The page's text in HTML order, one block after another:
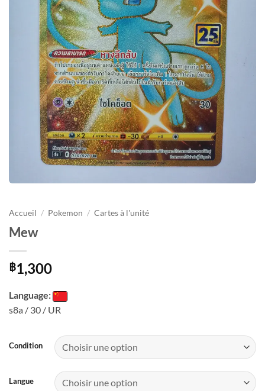
Accueil / Pokemon / Cartes à l'unité
Mew
฿1,300
Language:
s8a / 30 / UR
Condition
Langue